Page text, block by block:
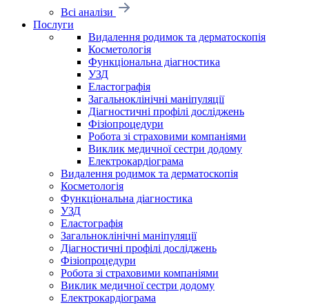
Всі аналізи
Послуги
Видалення родимок та дерматоскопія
Косметологія
Функціональна діагностика
УЗД
Еластографія
Загальноклінічні маніпуляції
Діагностичні профілі досліджень
Фізіопроцедури
Робота зі страховими компаніями
Виклик медичної сестри додому
Електрокардіограма
Видалення родимок та дерматоскопія
Косметологія
Функціональна діагностика
УЗД
Еластографія
Загальноклінічні маніпуляції
Діагностичні профілі досліджень
Фізіопроцедури
Робота зі страховими компаніями
Виклик медичної сестри додому
Електрокардіограма